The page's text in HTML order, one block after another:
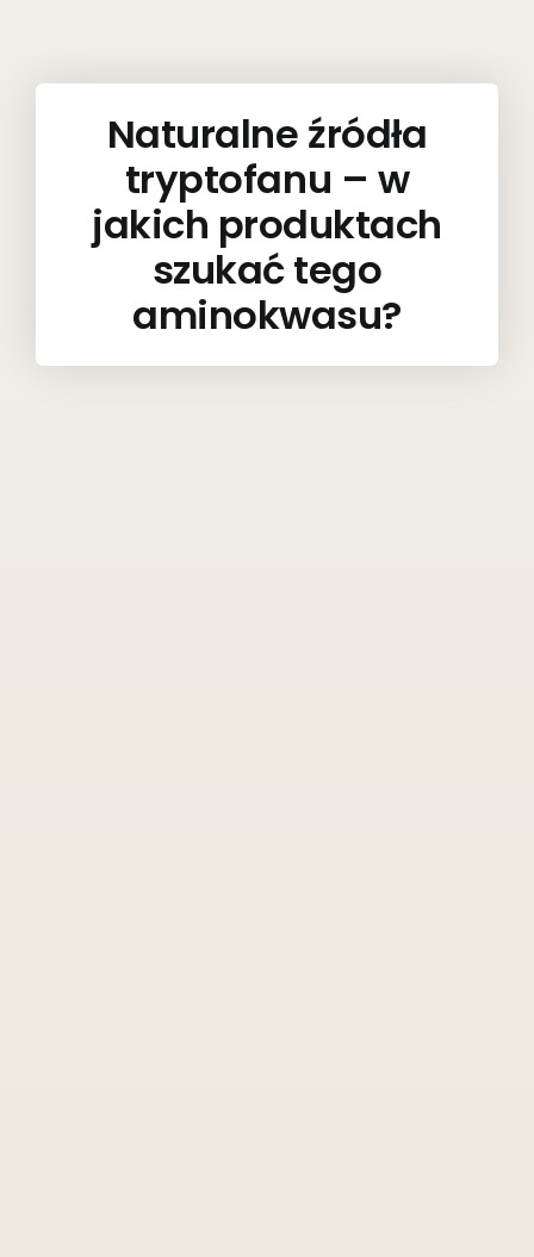
Naturalne źródła
tryptofanu – w
jakich produktach
szukać tego
aminokwasu?